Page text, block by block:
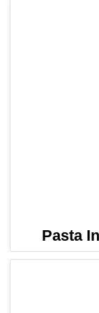
Pasta